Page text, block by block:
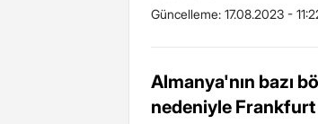
Güncelleme: 17.08.2023 -
Almanya'nın bazı
nedeniyle Frankfurt